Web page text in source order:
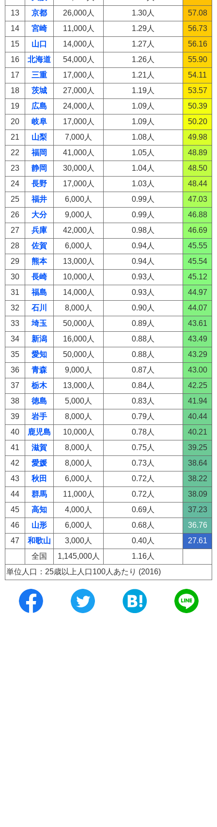
13
京都 26,000人 1.30人
57.08
14
宮崎 11,000人 1.29人
56.73
15
山口 14,000人 1.27人
56.16
16
北海道 54,000人 1.26人
55.90
17
三重 17,000人 1.21人
54.11
18
茨城 27,000人 1.19人
53.57
19
広島 24,000人 1.09人
50.39
20
岐阜 17,000人 1.09人
50.20
21
山梨 7,000人 1.08人
49.98
22
福岡 41,000人 1.05人
48.89
23
静岡 30,000人 1.04人
48.50
24
長野 17,000人 1.03人
48.44
25
福井 6,000人 0.99人
47.03
26
大分 9,000人 0.99人
46.88
27
兵庫 42,000人 0.98人
46.69
28
佐賀 6,000人 0.94人
45.55
29
熊本 13,000人 0.94人
45.54
30
長崎 10,000人 0.93人
45.12
31
福島 14,000人 0.93人
44.97
32
石川 8,000人 0.90人
44.07
33
埼玉 50,000人 0.89人
43.61
34
新潟 16,000人 0.88人
43.49
35
愛知 50,000人 0.88人
43.29
36
青森 9,000人 0.87人
43.00
37
栃木 13,000人 0.84人
42.25
38
徳島 5,000人 0.83人
41.94
39
岩手 8,000人 0.79人
40.44
40
鹿児島 10,000人 0.78人
40.21
41
滋賀 8,000人 0.75人
39.25
42
愛媛 8,000人 0.73人
38.64
43
秋田 6,000人 0.72人
38.22
44
群馬 11,000人 0.72人
38.09
45
高知 4,000人 0.69人
37.23
46
山形 6,000人 0.68人
36.76
47
和歌山 3,000人 0.40人
27.61
全国
1,145,000人
1.16人
単位人口：25歳以上人口100人あたり (2016)